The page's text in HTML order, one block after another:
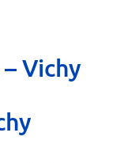
Vichy